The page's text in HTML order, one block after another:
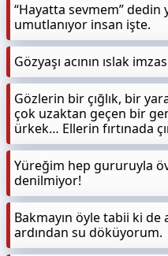
“Hayatta sevmem”
umutlanıyor insan işte.
Gözyaşı acının ıslak
Gözlerin bir çığlık, bir
çok uzaktan geçen bir
ürkek… Ellerin fırtınada
Yüreğim hep gururuyla
denilmiyor!
Bakmayın öyle tabii ki
ardından su döküyorum.